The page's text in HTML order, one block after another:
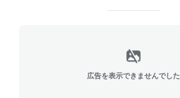
広告を表示できませんでした